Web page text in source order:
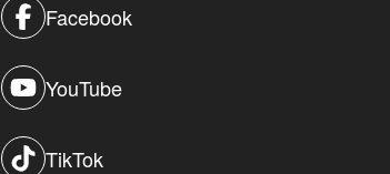
Facebook
YouTube
TikTok